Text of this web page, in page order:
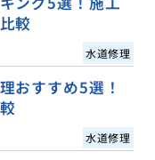
較
水道修理
おすすめ5選！
水道修理